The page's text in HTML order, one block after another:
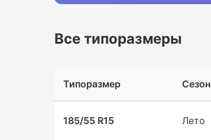
Все типоразмеры
Типоразмер Сезон
185/55 R15 Лето